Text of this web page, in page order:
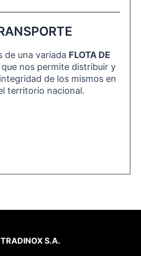
de una variada FLOTA DE
que nos permite distribuir y
de los mismos en
territorio nacional.
TRADINOX S.A.